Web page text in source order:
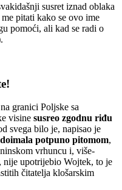
susret iznad oblaka
pitati kako se ovo ime
pomoći, ali kad se radi o
granici Poljske sa
visine susreo zgodnu riđu
svega bilo je, napisao je
doimala potpuno pitomom,
vrhuncu i, više-
nije upotrijebio Wojtek, to je
čitatelja klošarskim